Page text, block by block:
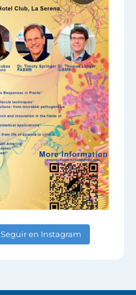
Seguir en Instagram